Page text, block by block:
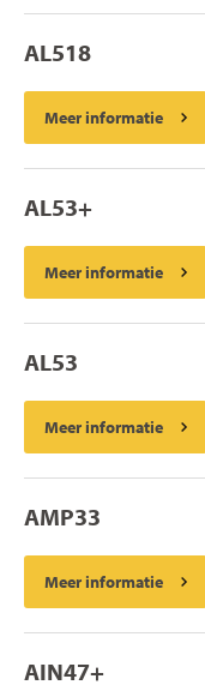
AL518
Meer informatie
AL53+
Meer informatie
AL53
Meer informatie
AMP33
Meer informatie
AIN47+